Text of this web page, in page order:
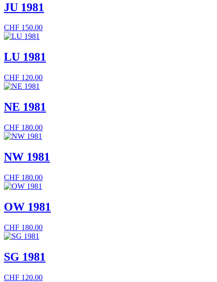
JU 1981
CHF 150.00
LU 1981
CHF 120.00
NE 1981
CHF 180.00
NW 1981
CHF 180.00
OW 1981
CHF 180.00
SG 1981
CHF 120.00